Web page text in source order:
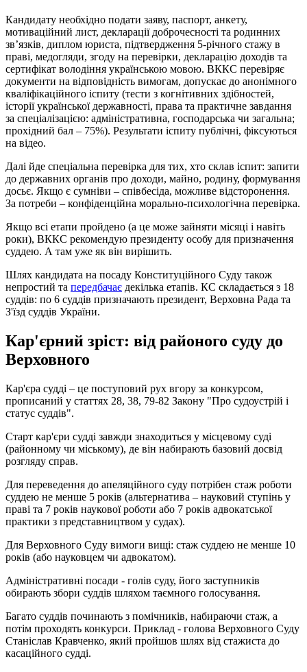
Кандидату необхідно подати заяву, паспорт, анкету,
мотиваційний лист, декларації доброчесності та родинних
зв’язків, диплом юриста, підтвердження 5-річного стажу в
праві, медогляди, згоду на перевірки, декларацію доходів та
сертифікат володіння українською мовою. ВККС перевіряє
документи на відповідність вимогам, допускає до анонімного
кваліфікаційного іспиту (тести з когнітивних здібностей,
історії української державності, права та практичне завдання
за спеціалізацією: адміністративна, господарська чи загальна;
прохідний бал – 75%). Результати іспиту публічні, фіксуються
на відео.
Далі йде спеціальна перевірка для тих, хто склав іспит: запити
до державних органів про доходи, майно, родину, формування
досьє. Якщо є сумніви – співбесіда, можливе відсторонення.
За потреби – конфіденційна морально-психологічна перевірка.
Якщо всі етапи пройдено (а це може зайняти місяці і навіть
роки), ВККС рекомендую президенту особу для призначення
суддею. А там уже як він вирішить.
Шлях кандидата на посаду Конституційного Суду також
непростий та передбачає декілька етапів. КС складається з 18
суддів: по 6 суддів призначають президент, Верховна Рада та
З'їзд суддів України.
Кар'єрний зріст: від районого суду до
Верховного
Кар'єра судді – це поступовий рух вгору за конкурсом,
прописаний у статтях 28, 38, 79-82 Закону "Про судоустрій і
статус суддів".
Старт кар'єри судді завжди знаходиться у місцевому суді
(районному чи міському), де він набирають базовий досвід
розгляду справ.
Для переведення до апеляційного суду потрібен стаж роботи
суддею не менше 5 років (альтернатива – науковий ступінь у
праві та 7 років наукової роботи або 7 років адвокатської
практики з представництвом у судах).
Для Верховного Суду вимоги вищі: стаж суддею не менше 10
років (або науковцем чи адвокатом).
Адміністративні посади - голів суду, його заступників
обирають збори суддів шляхом таємного голосування.
Багато суддів починають з помічників, набираючи стаж, а
потім проходять конкурси. Приклад - голова Верховного Суду
Станіслав Кравченко, який пройшов шлях від стажиста до
касаційного судді.